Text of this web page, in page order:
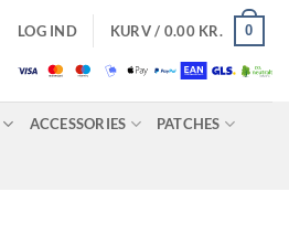
LOG IND KURV / 0.00 KR. 0
ACCESSORIES PATCHES